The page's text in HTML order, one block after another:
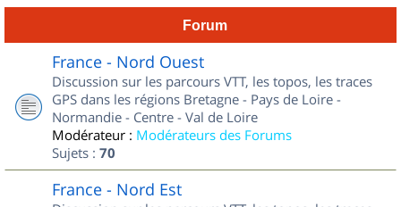
Forum
France - Nord Ouest
Discussion sur les parcours VTT, les topos, les traces
GPS dans les régions Bretagne - Pays de Loire -
Normandie - Centre - Val de Loire
Modérateur : Modérateurs des Forums
Sujets : 70
France - Nord Est